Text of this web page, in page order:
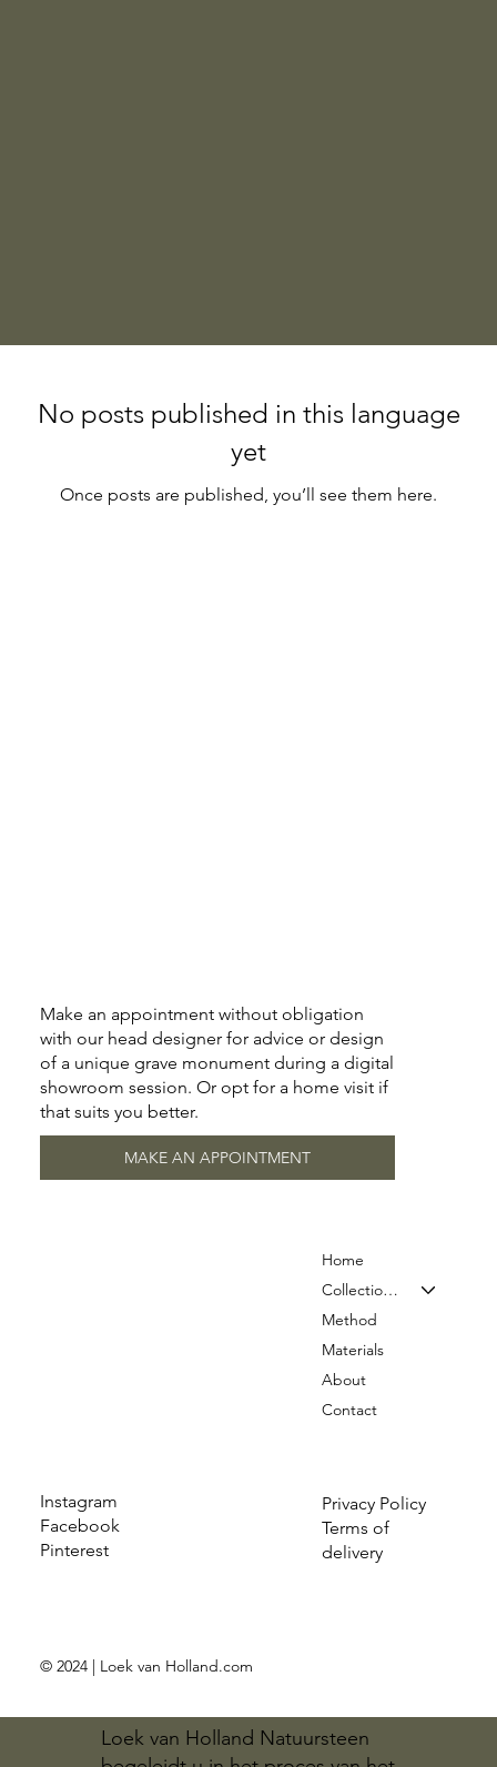
Loek van Holland Natuursteen
No posts published in this language
yet
Once posts are published, you’ll see them here.
Instagram
Facebook
Pinterest
Privacy Policy
Terms of
delivery
Home
Collection & Prices
Method
Materials
About
Contact
© 2024 | Loek van Holland.com
Make an appointment without obligation
with our head designer for advice or design
of a unique grave monument during a digital
showroom session. Or opt for a home visit if
that suits you better.
MAKE AN APPOINTMENT